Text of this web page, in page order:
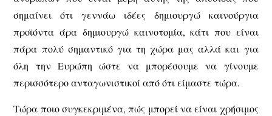
σημαίνει ότι γεννάω ιδέες δημιουργώ καινούργια
προϊόντα άρα δημιουργώ καινοτομία, κάτι που είναι
πάρα πολύ σημαντικό για τη χώρα μας αλλά και για
όλη την Ευρώπη ώστε να μπορέσουμε να γίνουμε
περισσότερο ανταγωνιστικοί από ότι είμαστε τώρα.
Τώρα ποιο συγκεκριμένα, πώς μπορεί να είναι χρήσιμος